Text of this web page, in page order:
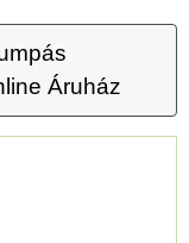
Áruház